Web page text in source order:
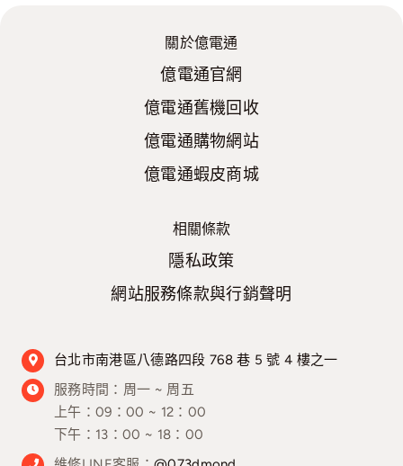
關於億電通
億電通官網
億電通舊機回收
億電通購物網站
億電通蝦皮商城
相關條款
隱私政策
網站服務條款與行銷聲明
台北市南港區八德路四段 768 巷 5 號 4 樓之一
服務時間： 周一 ~ 周五
上午：09：00 ~ 12：00
下午：13：00 ~ 18：00